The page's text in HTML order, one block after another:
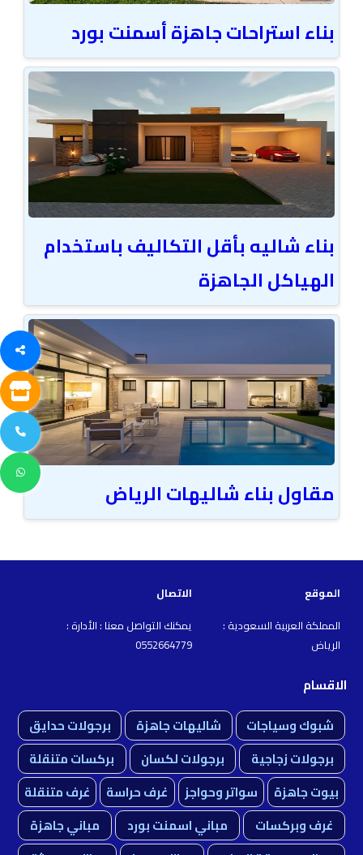
بناء استراحات جاهزة أسمنت بورد
بناء شاليه بأقل التكاليف باستخدام
الهياكل الجاهزة
مقاول بناء شاليهات الرياض
الموقع
الاتصال
المملكة العربية السعودية :
الرياض
يمكنك التواصل معنا : الأدارة :
0552664779
الاقسام
شبوك وسياجات
شاليهات جاهزة
برجولات حدايق
برجولات زجاجية
برجولات لكسان
بركسات متنقلة
بيوت جاهزة
سواتر وحواجز غرف حراسة
غرف متنقلة
غرف وبركسات
مباني اسمنت بورد
مباني جاهزة